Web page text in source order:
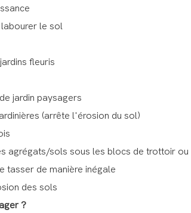
le sol
fleuris
jardin paysagers
(arrête l'érosion du sol)
agrégats/sols sous les blocs de trottoir ou
tasser de manière inégale
des sols
?